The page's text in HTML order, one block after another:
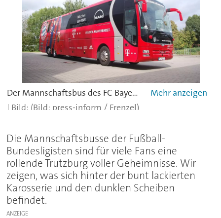
Der Mannschaftsbus des FC Bayern München wird für diese Saison neu lackiert Frenzel
(Bild: press-inform / Frenzel)
Die Mannschaftsbusse der Fußball-
Bundesligisten sind für viele Fans eine
rollende Trutzburg voller Geheimnisse. Wir
zeigen, was sich hinter der bunt lackierten
Karosserie und den dunklen Scheiben
befindet.
ANZEIGE